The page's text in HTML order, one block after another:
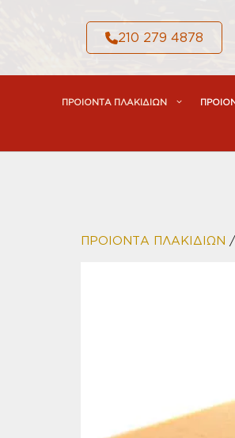
περιεχόμενο
210 279 4878
ΠΡΟΙΟΝΤΑ ΠΛΑΚΙΔΙΩΝ
ΠΡΟΙΟΝΤΑ ΠΛΑΚΙΔΙΩΝ /